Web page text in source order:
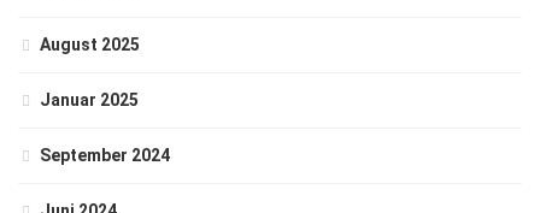
August 2025
Januar 2025
September 2024